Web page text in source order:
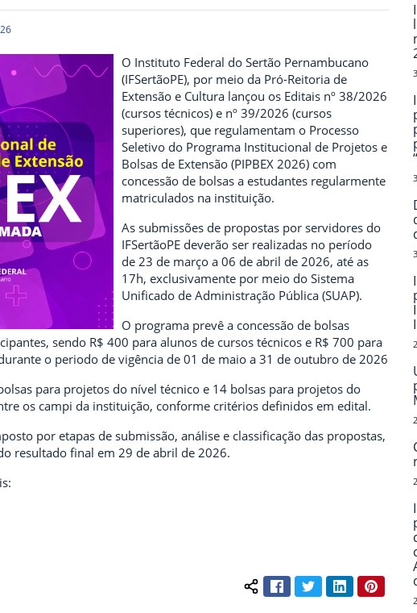
O Instituto Federal do Sertão Pernambucano
(IFSertãoPE), por meio da Pró-Reitoria de
Extensão e Cultura lançou os Editais nº 38/2026
(cursos técnicos) e nº 39/2026 (cursos
superiores), que regulamentam o Processo
Seletivo do Programa Institucional de Projetos e
Bolsas de Extensão (PIPBEX 2026) com
concessão de bolsas a estudantes regularmente
matriculados na instituição.
As submissões de propostas por servidores do
IFSertãoPE deverão ser realizadas no período
de 23 de março a 06 de abril de 2026, até as
17h, exclusivamente por meio do Sistema
Unificado de Administração Pública (SUAP).
O programa prevê a concessão de bolsas
sendo R$ 400 para alunos de cursos técnicos e R$ 700 para
o periodo de vigência de 01 de maio a 31 de outubro de 2026
para projetos do nível técnico e 14 bolsas para projetos do
os campi da instituição, conforme critérios definidos em edital.
por etapas de submissão, análise e classificação das propostas,
resultado final em 29 de abril de 2026.
Compartilhar conteúdo:
FacebookTwitterLinkedIn